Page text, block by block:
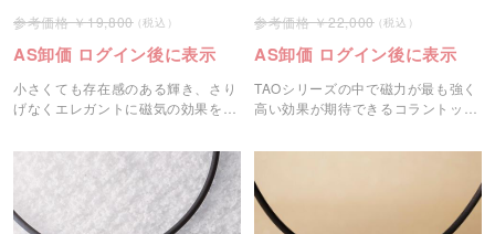
19,800
AS卸価 ログイン後に表示
小さくても存在感のある輝き、さり
げなくエレガントに磁気の効果を実
22,000
AS卸価 ログイン後に表示
TAOシリーズの中で磁力が最も強く
高い効果が期待できるコラントッテ